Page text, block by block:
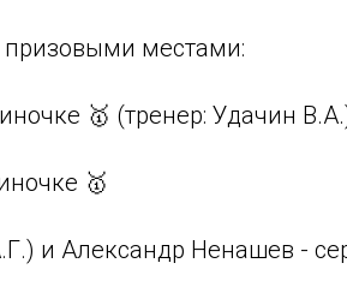
местами:
🥇 (тренер: Удачин
🥇
и Александр Ненашев -